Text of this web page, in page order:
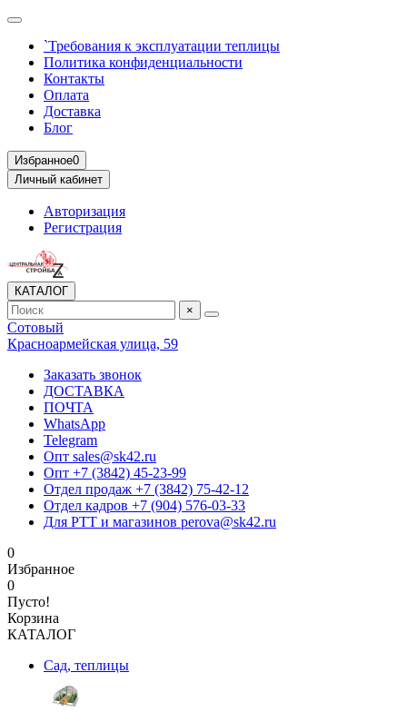
`Требования к эксплуатации теплицы
Политика конфиденциальности
Контакты
Оплата
Доставка
Блог
Избранное0
Личный кабинет
Авторизация
Регистрация
КАТАЛОГ
×
Сотовый
Красноармейская улица, 59
Заказать звонок
ДОСТАВКА
ПОЧТА
WhatsApp
Telegram
Опт sales@sk42.ru
Опт +7 (3842) 45-23-99
Отдел продаж +7 (3842) 75-42-12
Отдел кадров +7 (904) 576-03-33
Для РТТ и магазинов perova@sk42.ru
0
Избранное
0
Пусто!
Корзина
КАТАЛОГ
Сад, теплицы